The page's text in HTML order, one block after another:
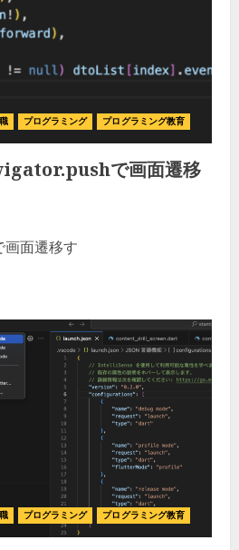
プログラミング プログラミング教育
で画面遷移
面遷移す
プログラミング プログラミング教育